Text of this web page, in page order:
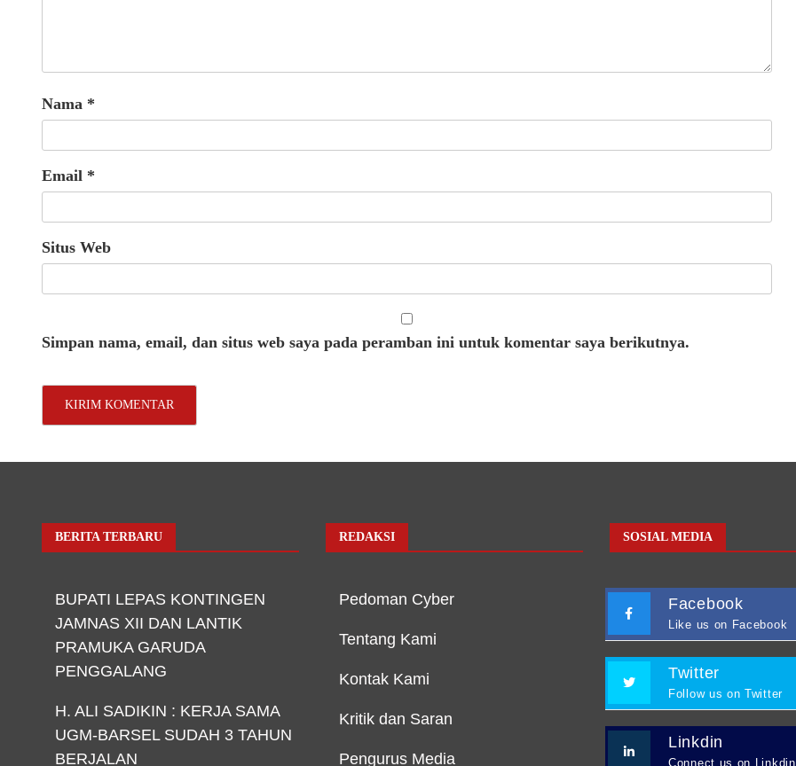
Nama *
Email *
Situs Web
Simpan nama, email, dan situs web saya pada peramban ini untuk komentar saya berikutnya.
BERITA TERBARU
BUPATI LEPAS KONTINGEN
JAMNAS XII DAN LANTIK
PRAMUKA GARUDA
PENGGALANG
H. ALI SADIKIN : KERJA SAMA
UGM-BARSEL SUDAH 3 TAHUN
BERJALAN
REDAKSI
Pedoman Cyber
Tentang Kami
Kontak Kami
Kritik dan Saran
Pengurus Media
SOSIAL MEDIA
Facebook
Like us on Facebook
Twitter
Follow us on Twitter
Linkdin
Connect us on Linkdin